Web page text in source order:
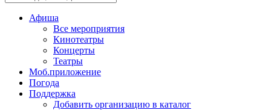
Афиша
Все мероприятия
Кинотеатры
Концерты
Театры
Моб.приложение
Погода
Поддержка
Добавить организацию в каталог